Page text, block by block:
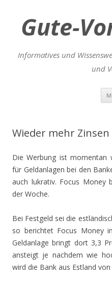
Gute-
Informatives und
und
Wieder mehr
Die Werbung ist momentan
für Geldanlagen bei den
auch lukrativ. Focus Money
der Woche.
Bei Festgeld sei die
so berichtet Focus Money
Geldanlage bringt dort 3,3
ansteigt je nachdem wie
wird die Bank aus Estland